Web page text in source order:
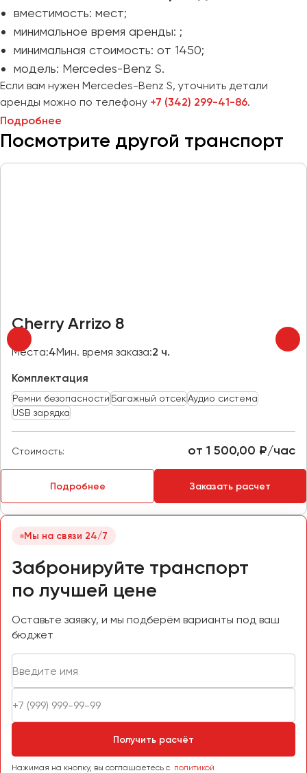
вместимость: мест;
минимальное время аренды: ;
минимальная стоимость: от 1450;
модель: Mercedes-Benz S.
Если вам нужен Mercedes-Benz S, уточнить детали
аренды можно по телефону +7 (342) 299-41-86.
Подробнее
Посмотрите другой транспорт
Cherry Arrizo 8
Места:4Мин. время заказа:2 ч.
Комплектация
Ремни безопасности Багажный отсекАудио система
USB зарядка
Стоимость: от 1 500,00 ₽/час
Подробнее Заказать расчет
Мы на связи 24/7
Забронируйте транспорт
по лучшей цене
Оставьте заявку, и мы подберём варианты под ваш
бюджет
Получить расчёт
Нажимая на кнопку, вы соглашаетесь с политикой
Пермь
Петрозаводск
Псков
Ростов-на-Дону
Рязань
Самара
Санкт-Петербург
Тверь
Томск
Тула
Тюмень
Улан-Удэ
Феодосия
Хабаровск
Челябинск
Череповец